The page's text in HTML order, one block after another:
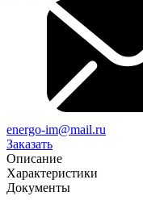
energo-im@mail.ru
Заказать
Описание
Характеристики
Документы